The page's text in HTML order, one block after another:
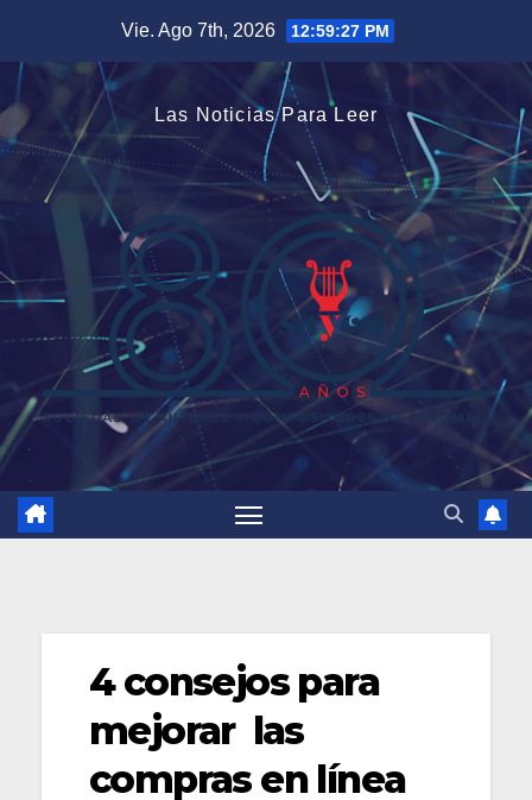
contenido
Vie. Ago 7th, 2026 12:59:28 PM
Las Noticias Para Leer
4 consejos para
mejorar las
compras en línea